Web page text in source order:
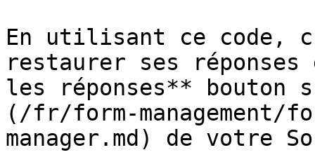
En utilisant ce code,
restaurer ses
les réponses** bouton
(/fr/form-management/
manager.md) de votre